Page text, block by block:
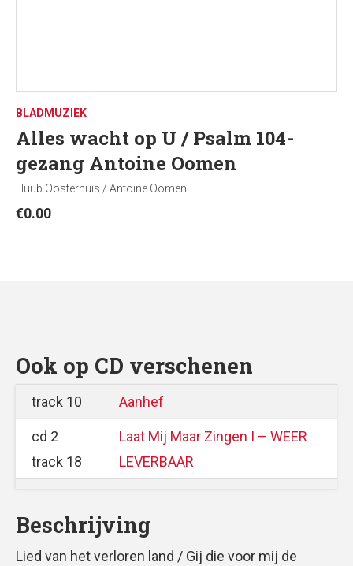
BLADMUZIEK
Alles wacht op U / Psalm 104-
gezang Antoine Oomen
Huub Oosterhuis / Antoine Oomen
€0.00
Ook op CD verschenen
track 10 Aanhef
cd 2
track 18
Laat Mij Maar Zingen I – WEER
LEVERBAAR
Beschrijving
Lied van het verloren land / Gij die voor mij de